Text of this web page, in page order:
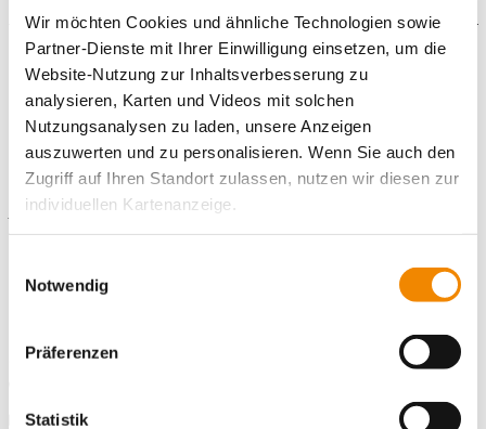
Wir möchten Cookies und ähnliche Technologien sowie
Partner-Dienste mit Ihrer Einwilligung einsetzen, um die
Website-Nutzung zur Inhaltsverbesserung zu
analysieren, Karten und Videos mit solchen
Nutzungsanalysen zu laden, unsere Anzeigen
auszuwerten und zu personalisieren. Wenn Sie auch den
Zugriff auf Ihren Standort zulassen, nutzen wir diesen zur
individuellen Kartenanzeige.
unsere Partner Daten wie Ihre IP-Adresse und
verarbeiten diese zusammen mit Daten von anderen
Websites. Die Partner erkennen mitunter auch, wenn Sie
zum Website-Besuch verschiedene Geräte verwenden,
kann die Datenübertragung in Drittländer (insb. die USA)
Notwendig
Präferenzen
Statistik
Galerie
Kontaktiere uns!
E-Mail schreiben
34117 Kassel
Faxnummer
0561-57463710